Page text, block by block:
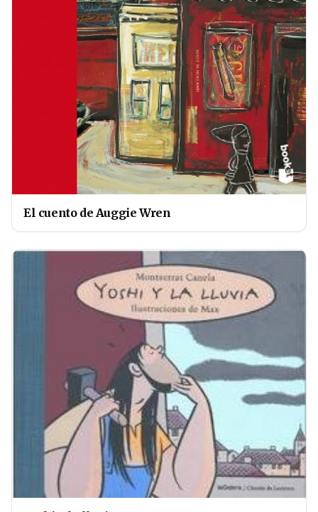
El cuento de Auggie Wren